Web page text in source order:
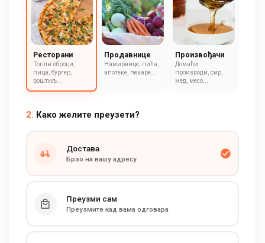
Ресторани
Топли оброци,
пица, бургер,
роштиљ...
Продавнице
Намирнице, пића,
апотеке, пекаре...
Произвођачи
Домаћи
производи, сир,
мед, месо...
2. Како желите преузети?
Достава
Брзо на вашу адресу
Преузми сам
Преузмите кад вама одговара